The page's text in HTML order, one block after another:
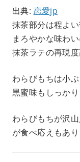
出典: 恋愛jp
抹茶部分は程よ
まろやかな味わ
抹茶ラテの再現度
わらびもちは小
黒蜜味もしっかり
わらびもちが沢
が食べ応えもあり